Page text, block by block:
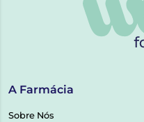
A Farmácia
Sobre Nós